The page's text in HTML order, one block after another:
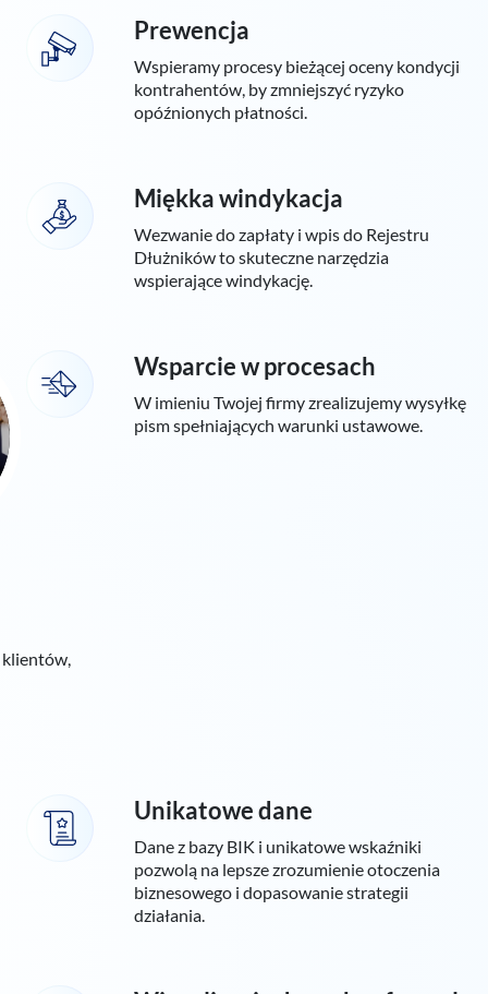
Prewencja
Wspieramy procesy bieżącej oceny kondycji
kontrahentów, by zmniejszyć ryzyko
opóźnionych płatności.
Miękka windykacja
Wezwanie do zapłaty i wpis do Rejestru
Dłużników to skuteczne narzędzia
wspierające windykację.
Wsparcie w procesach
W imieniu Twojej firmy zrealizujemy wysyłkę
pism spełniających warunki ustawowe.
Unikatowe dane
Dane z bazy BIK i unikatowe wskaźniki
pozwolą na lepsze zrozumienie otoczenia
biznesowego i dopasowanie strategii
działania.